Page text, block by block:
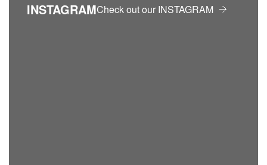
INSTAGRAMCheck out our INSTAGRAM